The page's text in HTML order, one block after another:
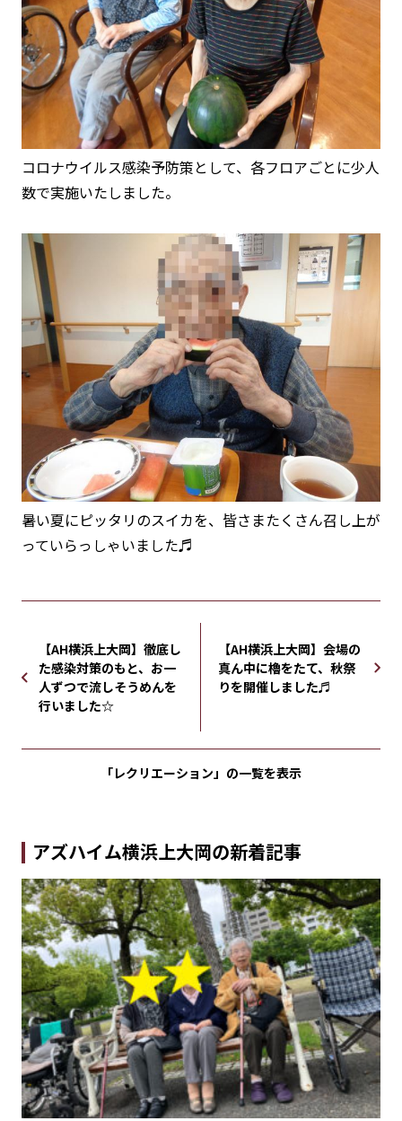
コロナウイルス感染予防策として、各フロアごとに少人
数で実施いたしました。
暑い夏にピッタリのスイカを、皆さまたくさん召し上が
っていらっしゃいました♬
【AH横浜上大岡】徹底し
た感染対策のもと、お一
人ずつで流しそうめんを
行いました☆
【AH横浜上大岡】会場の
真ん中に櫓をたて、秋祭
りを開催しました♬
「レクリエーション」の一覧を表示
アズハイム横浜上大岡の新着記事